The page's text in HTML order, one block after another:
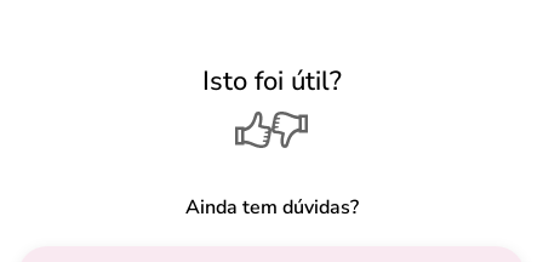
Isto foi útil?
Ainda tem dúvidas?